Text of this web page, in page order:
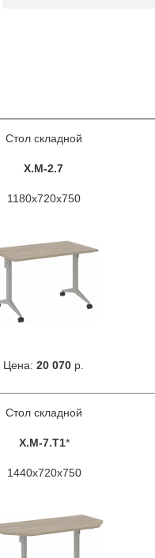
Стол складной
X.M-2.7
1180х720х750
Цена: 20 070 р.
Стол складной
X.M-7.T1*
1440х720х750